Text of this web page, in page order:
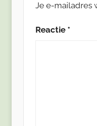
Je e-mailadres
Reactie *